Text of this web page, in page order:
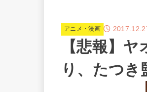
アニメ・漫画
【悲報】
り、たつ